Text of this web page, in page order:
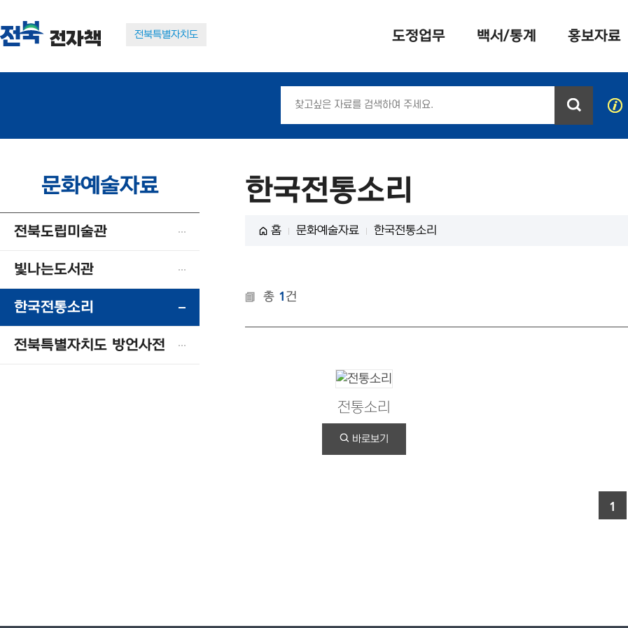
전북특별자치도
전자책 도정업무 백서/통계 홍보자료
문화예술자료
전북도립미술관
빛나는도서관
한국전통소리
전북특별자치도 방언사전
한국전통소리
홈 문화예술자료 한국전통소리
총 1 건
전통소리
바로보기
1